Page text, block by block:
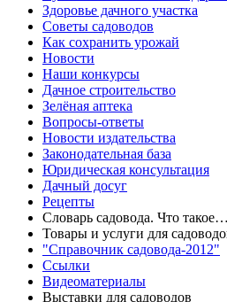
Здоровье дачного участка
Советы садоводов
Как сохранить урожай
Новости
Наши конкурсы
Дачное строительство
Зелёная аптека
Вопросы-ответы
Новости издательства
Законодательная база
Юридическая консультация
Дачный досуг
Рецепты
Словарь садовода. Что
Товары и услуги для
"Справочник садовода-2012"
Ссылки
Видеоматериалы
Выставки для садоводов